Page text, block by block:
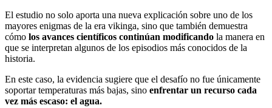
El estudio no solo aporta una nueva explicación sobre uno de los
mayores enigmas de la era vikinga, sino que también demuestra
cómo los avances científicos continúan modificando la manera en
que se interpretan algunos de los episodios más conocidos de la
historia.
En este caso, la evidencia sugiere que el desafío no fue únicamente
soportar temperaturas más bajas, sino enfrentar un recurso cada
vez más escaso: el agua.